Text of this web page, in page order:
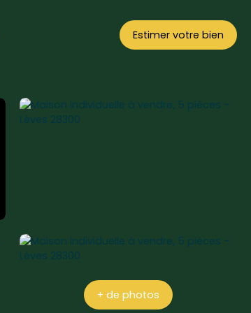
Estimer votre bien
+ de photos